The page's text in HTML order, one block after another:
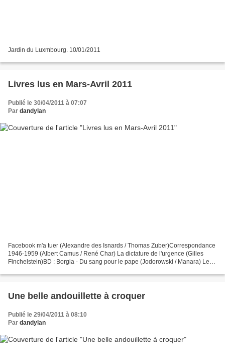
Jardin du Luxmbourg. 10/01/2011
Livres lus en Mars-Avril 2011
Publié le 30/04/2011 à 07:07
Par dandylan
Facebook m'a tuer (Alexandre des Isnards / Thomas Zuber)Correspondance
1946-1959 (Albert Camus / René Char) La dictature de l'urgence (Gilles
Finchelstein)BD : Borgia - Du sang pour le pape (Jodorowski / Manara) Le
Une belle andouillette à croquer
Publié le 29/04/2011 à 08:10
Par dandylan